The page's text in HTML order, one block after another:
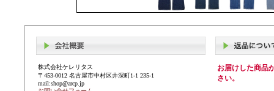
株式会社ケレリタス
〒453-0012 名古屋市中村区井深町1-1 235-1
mail:shop@arcp.jp
お届けした商品
さい。